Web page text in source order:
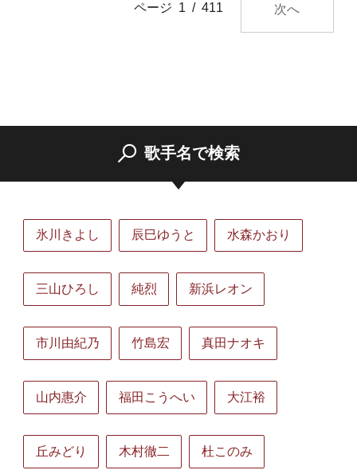
ページ 1 / 411 次へ
歌手名で検索
氷川きよし 辰巳ゆうと 水森かおり
三山ひろし 純烈 新浜レオン
市川由紀乃 竹島宏 真田ナオキ
山内惠介 福田こうへい 大江裕
丘みどり 木村徹二 杜このみ